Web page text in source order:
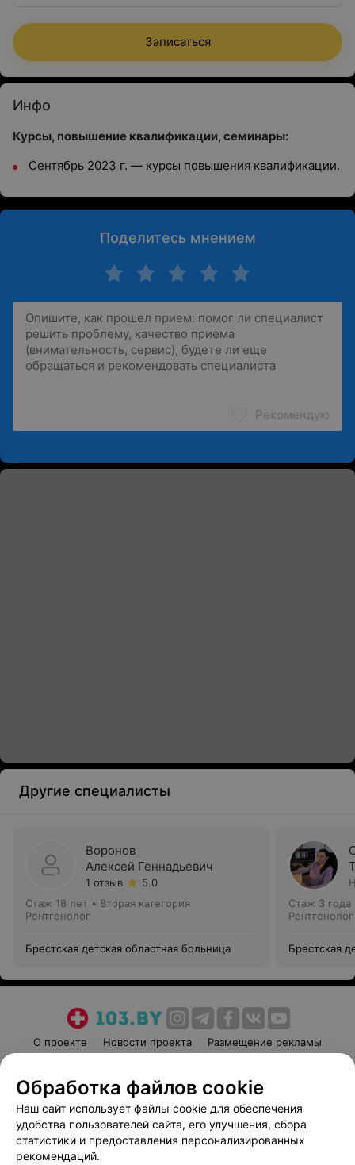
Записаться
Инфо
Курсы, повышение квалификации, семинары:
Сентябрь 2023 г. — курсы повышения квалификации.
Поделитесь мнением
Рекомендую
Другие специалисты
Воронов
Алексей Геннадьевич
1 отзыв
5.0
Стаж 18 лет • Вторая категория
Рентгенолог
Брестская детская областная больница
Стаж 3 года
Рентгенолог
Брестская
О проекте Новости проекта
Размещение рекламы
Пользовательское соглашение
Способы оплаты
Вакансии
Партнеры
Написать руководителю 103.by
Обработка файлов cookie
Наш сайт использует файлы cookie для обеспечения
удобства пользователей сайта, его улучшения, сбора
статистики и предоставления персонализированных
рекомендаций.